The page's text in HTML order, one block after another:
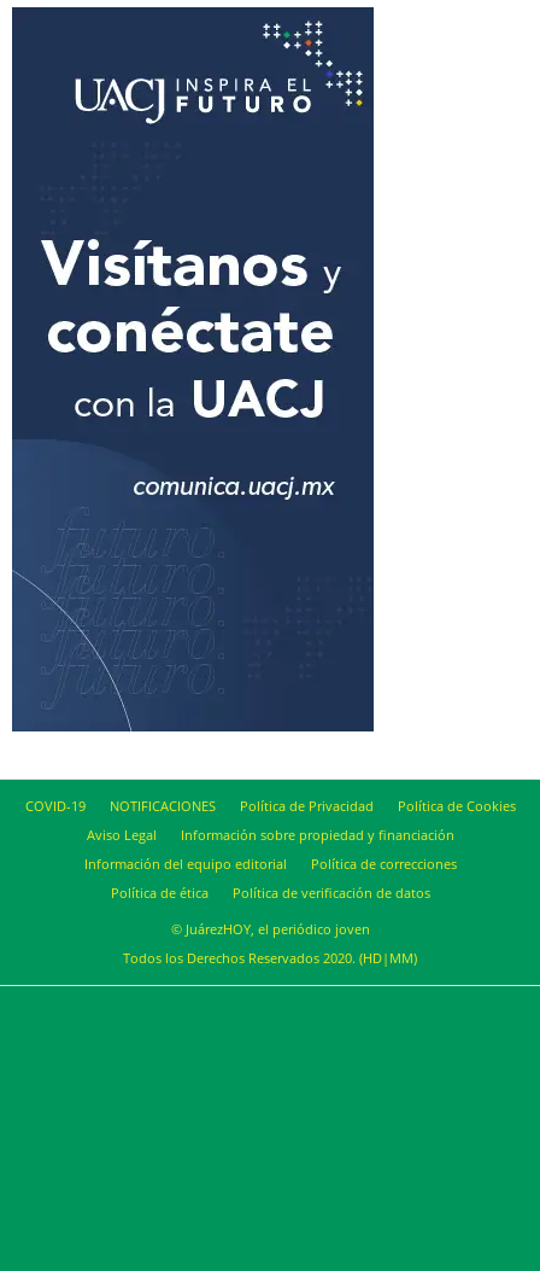
COVID-19 NOTIFICACIONES Política de Privacidad
Política de Cookies
Aviso Legal
Información sobre propiedad y financiación
Información del equipo editorial
Política de correcciones
Política de ética
Política de verificación de datos
© JuárezHOY, el periódico joven
Todos los Derechos Reservados 2020. (HD|MM)